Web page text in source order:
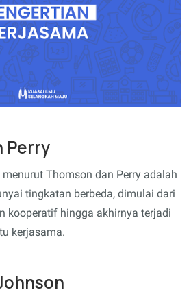
Perry
Thomson dan Perry adalah
tingkatan berbeda, dimulai dari
kooperatif hingga akhirnya terjadi
kerjasama.